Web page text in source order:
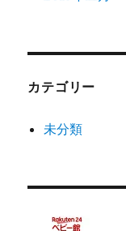
カテゴリー
未分類